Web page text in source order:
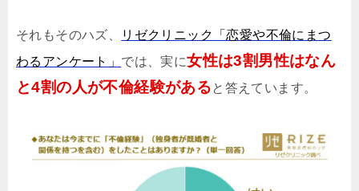
それもそのハズ、
リゼクリニック「恋愛や不倫にまつ
わるアンケート」 では、実に女性は3割男性はなん
と4割の人が不倫経験があると答えています。